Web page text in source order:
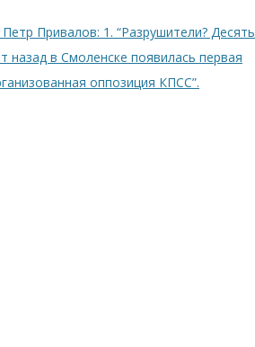
по записям
Петр Привалов: 1. “Разрушители? Десять
назад в Смоленске появилась первая
оппозиция КПСС”.